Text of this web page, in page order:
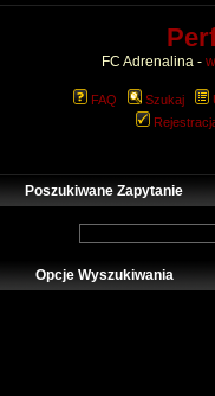
FC Adrenalina -
FAQ Szukaj
Poszukiwane Zapytanie
Opcje Wyszukiwania